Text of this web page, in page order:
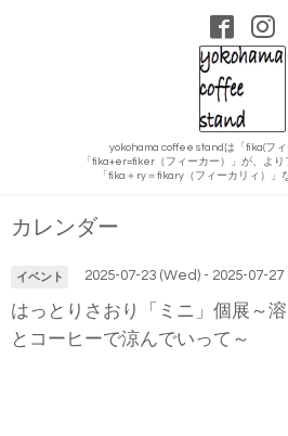
yokohama coffee standは「fika(フィ
「fika+er=fiker（フィーカー）」が、よ
「fika＋ry＝fikary（フィーカリィ）」
カレンダー
イベント 2025-07-23 (Wed) - 2025-07-27
はっとりさおり「ミニ」個展～
とコーヒーで涼んでいって～